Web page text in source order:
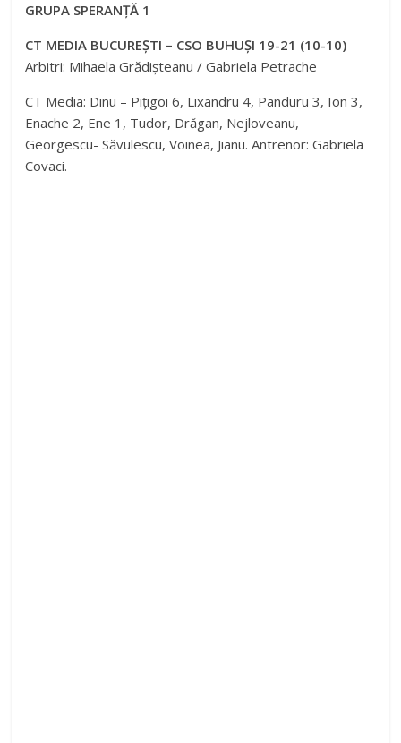
GRUPA SPERANȚĂ 1
CT MEDIA BUCUREȘTI – CSO BUHUȘI 19-21 (10-10)
Arbitri: Mihaela Grădișteanu / Gabriela Petrache
CT Media: Dinu – Pițigoi 6, Lixandru 4, Panduru 3, Ion 3,
Enache 2, Ene 1, Tudor, Drăgan, Nejloveanu,
Georgescu- Săvulescu, Voinea, Jianu. Antrenor: Gabriela
Covaci.